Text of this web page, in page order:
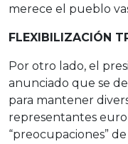
merece el pueblo
FLEXIBILIZACIÓN
Por otro lado, el
anunciado que se
para mantener
representantes
“preocupaciones”